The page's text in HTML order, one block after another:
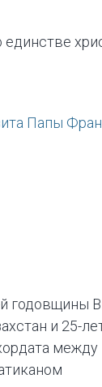
годовщины
и 25-
между